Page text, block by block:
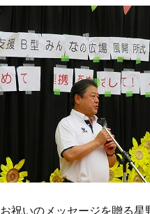
お祝いのメッセージを贈る星